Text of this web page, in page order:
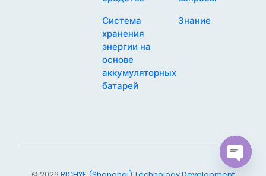
Система
хранения
энергии на
основе
аккумуляторных
батарей
Знание